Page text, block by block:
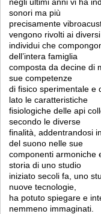
sonori ma più
precisamente
vengono rivolti ai diversi
individui che
dell’intera famiglia
composta da decine di
sue competenze
di fisico sperimentale e
lato le caratteristiche
fisiologiche delle api
secondo le diverse
finalità, addentrandosi
del suono nelle sue
componenti armoniche
storia di uno studio
iniziato secoli fa, uno
nuove tecnologie,
ha potuto spiegare e
nemmeno immaginati.